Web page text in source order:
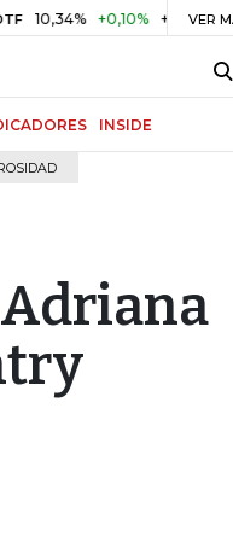
+0,10% +0,98% UVR
VER
INSIDE